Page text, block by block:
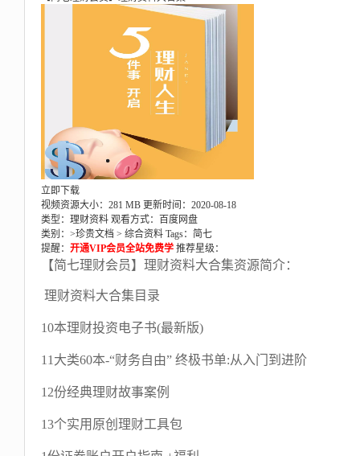
立即下载
视频资源大小：281 MB 更新时间：2020-08-18
类型：理财资料 观看方式：百度网盘
类别：>珍贵文档 > 综合资料 Tags： 简七
提醒： 开通VIP会员全站免费学 推荐星级：
【简七理财会员】理财资料大合集资源简介：
理财资料大合集目录
10本理财投资电子书(最新版)
11大类60本-“财务自由” 终极书单:从入门到进阶
12份经典理财故事案例
13个实用原创理财工具包